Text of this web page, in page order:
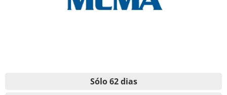
Sólo 62 dias